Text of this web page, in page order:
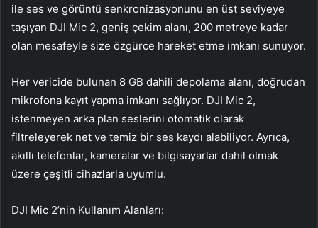
ile ses ve görüntü senkronizasyonunu en üst seviyeye
taşıyan DJI Mic 2, geniş çekim alanı, 200 metreye kadar
olan mesafeyle size özgürce hareket etme imkanı sunuyor.
Her vericide bulunan 8 GB dahili depolama alanı, doğrudan
mikrofona kayıt yapma imkanı sağlıyor. DJI Mic 2,
istenmeyen arka plan seslerini otomatik olarak
filtreleyerek net ve temiz bir ses kaydı alabiliyor. Ayrıca,
akıllı telefonlar, kameralar ve bilgisayarlar dahil olmak
üzere çeşitli cihazlarla uyumlu.
DJI Mic 2’nin Kullanım Alanları: